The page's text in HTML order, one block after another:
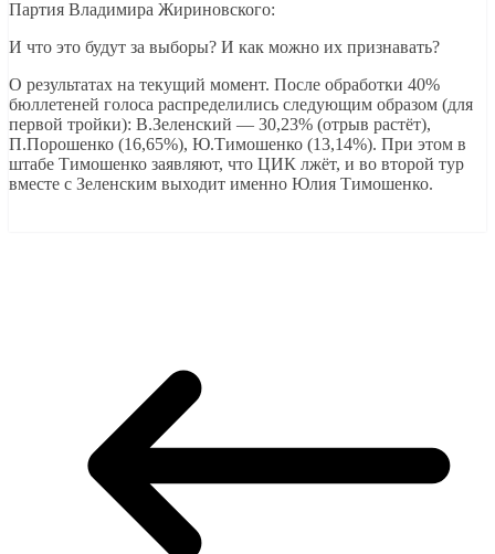
Партия Владимира Жириновского:
И что это будут за выборы? И как можно их признавать?
О результатах на текущий момент. После обработки 40%
бюллетеней голоса распределились следующим образом (для
первой тройки): В.Зеленский — 30,23% (отрыв растёт),
П.Порошенко (16,65%), Ю.Тимошенко (13,14%). При этом в
штабе Тимошенко заявляют, что ЦИК лжёт, и во второй тур
вместе с Зеленским выходит именно Юлия Тимошенко.